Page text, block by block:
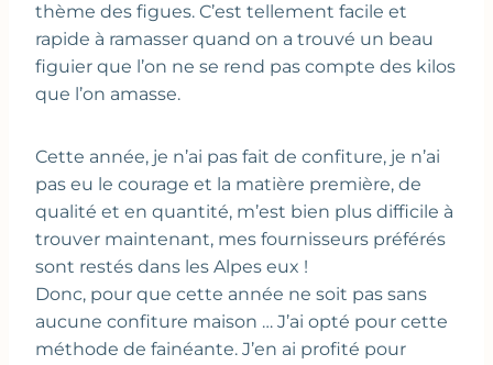
thème des figues. C’est tellement facile et
rapide à ramasser quand on a trouvé un beau
figuier que l’on ne se rend pas compte des kilos
que l’on amasse.
Cette année, je n’ai pas fait de confiture, je n’ai
pas eu le courage et la matière première, de
qualité et en quantité, m’est bien plus difficile à
trouver maintenant, mes fournisseurs préférés
sont restés dans les Alpes eux !
Donc, pour que cette année ne soit pas sans
aucune confiture maison … J’ai opté pour cette
méthode de fainéante. J’en ai profité pour